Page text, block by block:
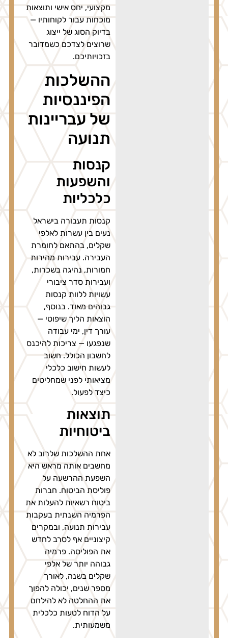
מקצועי, יחס אישי ותוצאות
מוכחות עבור לקוחותיו —
בדיוק הסוג של ייצוג
שרוצים לצדכם כשמדובר
בזכויותיכם.
ההשלכות
הפיננסיות
של עבריינות
תנועה
קנסות
והשפעות
כלכליות
קנסות תעבורה בישראל
נעים בין עשרות לאלפי
שקלים, בהתאם לחומרת
העבירה. עבירות מהירות
חמורות, נהיגה בשכרות,
ועבירות סדר ציבורי
עשויות ללוות קנסות
גבוהים מאוד. בנוסף,
הוצאות הליך שיפוטי —
עורך דין, ימי עבודה
שנפגעו — צריכות להיכנס
לחשבון הכולל. חשוב
לעשות חישוב כלכלי
מציאותי לפני שמחליטים
כיצד לפעול.
תוצאות
ביטוחיות
אחת ההשלכות שלרוב לא
מחשבים אותה מראש היא
השפעת ההרשעה על
פוליסת הביטוח. חברות
ביטוח רשאיות להעלות את
הפרמיה השנתית בעקבות
עבירות תנועה, ובמקרים
קיצוניים אף לסרב לחדש
את הפוליסה. פרמיה
גבוהה יותר של אלפי
שקלים בשנה, לאורך
מספר שנים, יכולה להפוך
את ההחלטה לא להילחם
על הדוח לטעות כלכלית
משמעותית.